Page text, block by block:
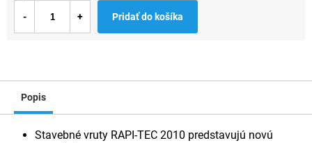
cena:
Pridať do košíka
Popis
Stavebné vruty RAPI-TEC 2010 predstavujú novú